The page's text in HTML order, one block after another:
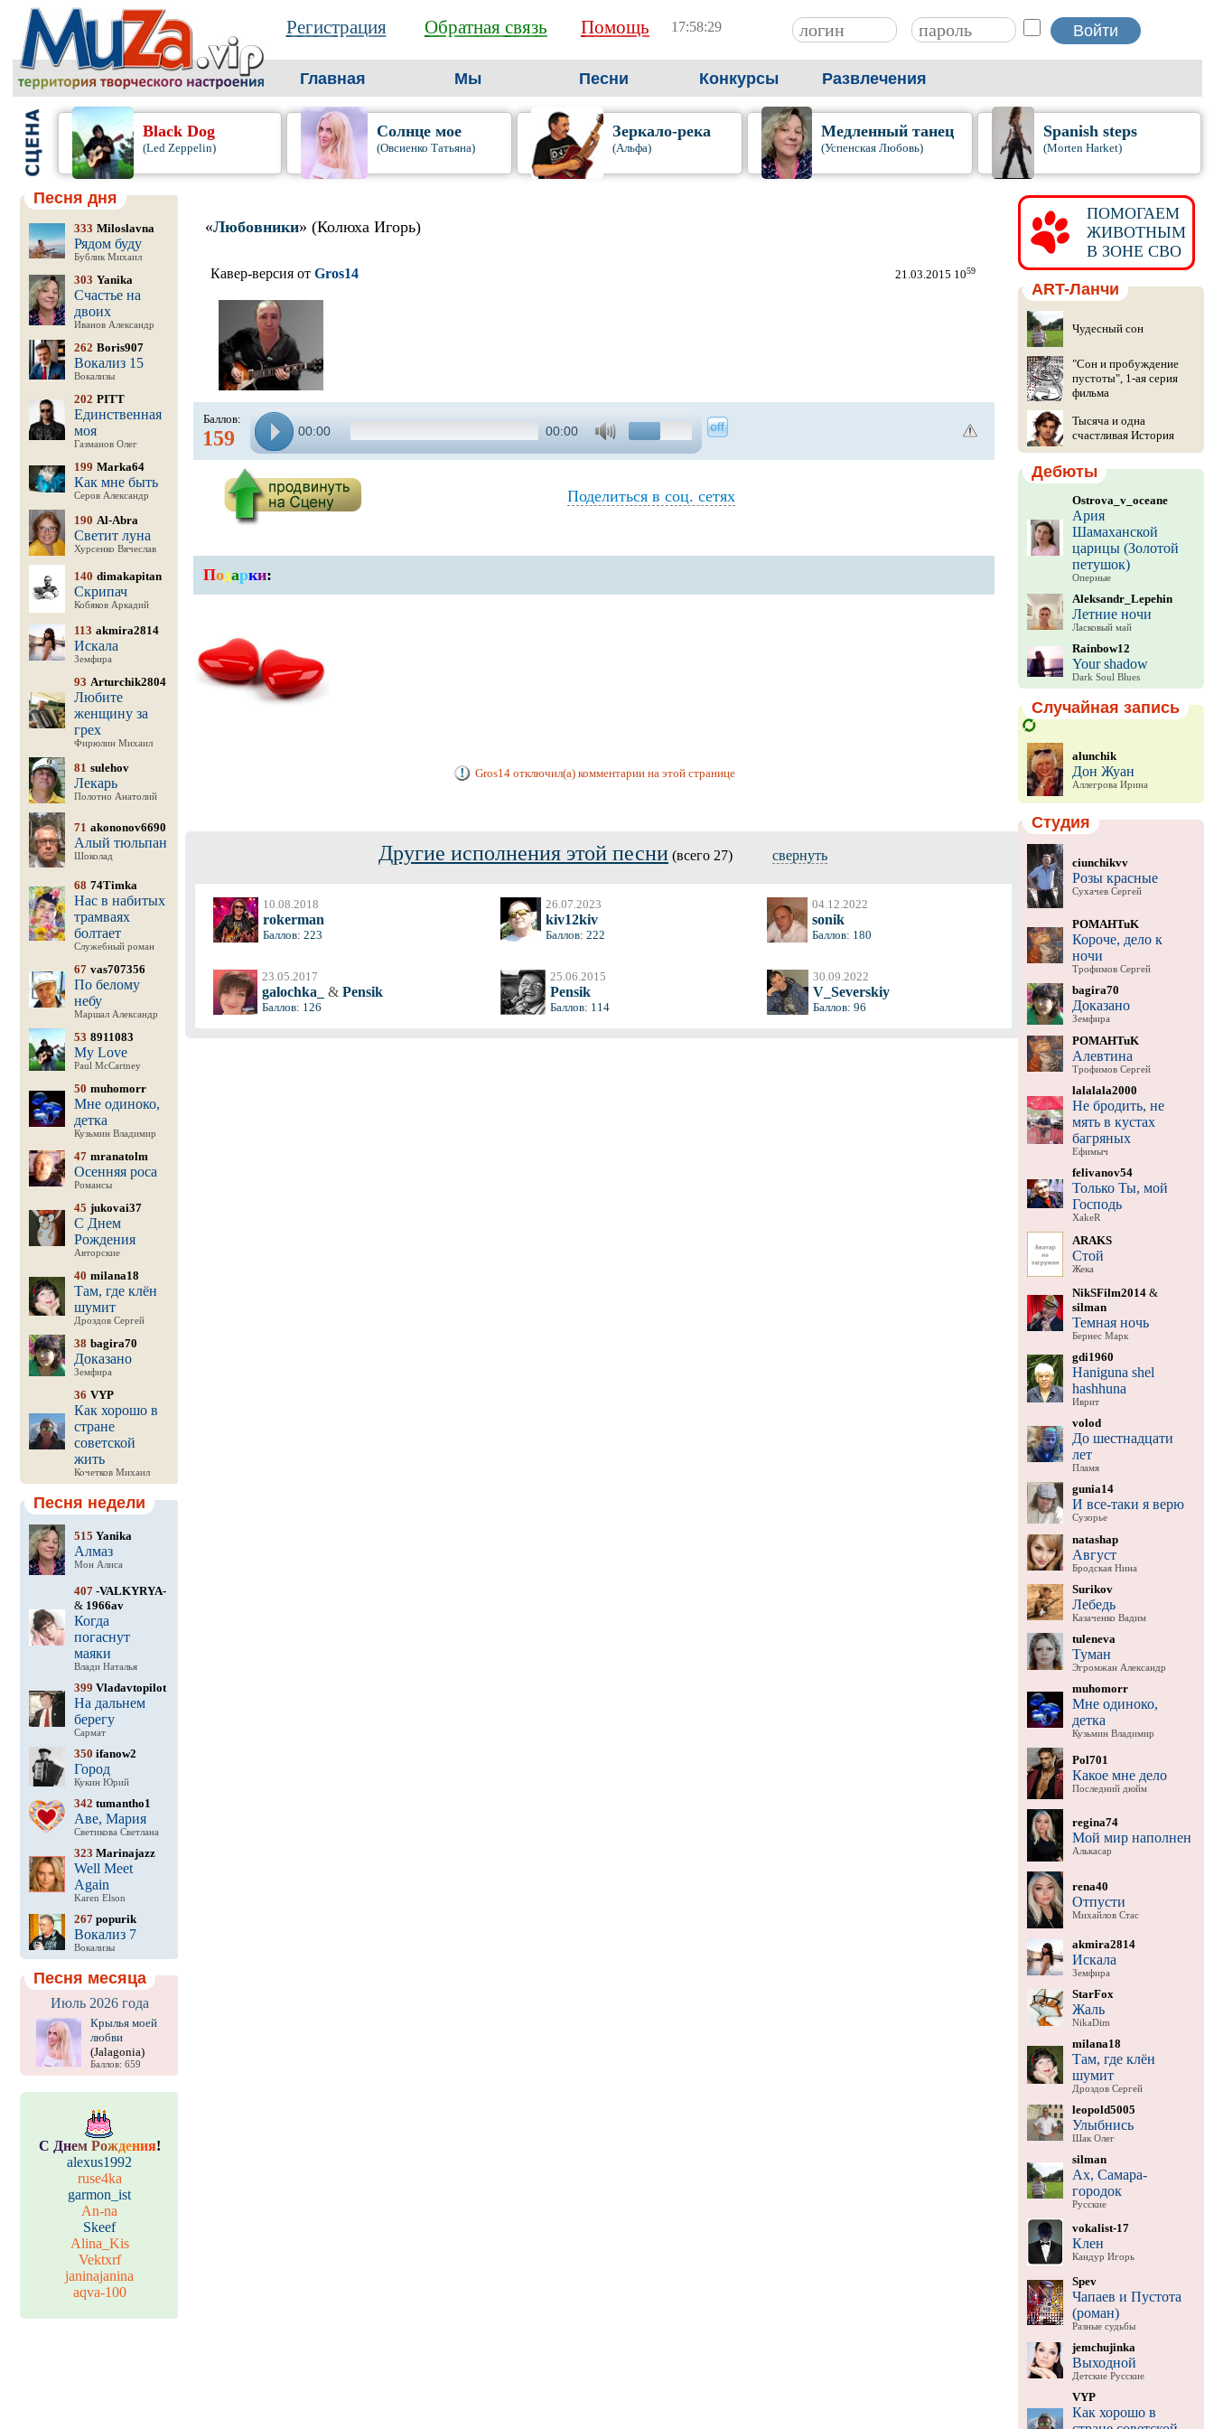
Регистрация Обратная связь Помощь 17:58:30
Главная Мы Песни Конкурсы Развлечения
Black Dog
(Led Zeppelin)
Солнце мое
(Овсиенко Татьяна)
Зеркало-река
(Альфа)
Медленный танец
(Успенская Любовь)
Spanish steps
(Morten Harket)
Песня дня
333 Miloslavna
Рядом буду
Бублик Михаил
303 Yanika
Счастье на
двоих
Иванов Александр
262 Boris907
Вокализ 15
Вокализы
202 PITT
Единственная
моя
Газманов Олег
199 Marka64
Как мне быть
Серов Александр
190 Al-Abra
Светит луна
Хурсенко Вячеслав
140 dimakapitan
Скрипач
Кобяков Аркадий
113 akmira2814
Искала
Земфира
93 Arturchik2804
Любите
женщину за
грех
Фирюлин Михаил
81 sulehov
Лекарь
Полотно Анатолий
71 akononov6690
Алый тюльпан
Шоколад
68 74Timka
Нас в набитых
трамваях
болтает
Служебный роман
67 vas707356
По белому
небу
Маршал Александр
53 8911083
My Love
Paul McCartney
50 muhomorr
Мне одиноко,
детка
Кузьмин Владимир
47 mranatolm
Осенняя роса
Романсы
45 jukovai37
С Днем
Рождения
Авторские
40 milana18
Там, где клён
шумит
Дроздов Сергей
38 bagira70
Доказано
Земфира
36 VYP
Как хорошо в
стране
советской
жить
Кочетков Михаил
Песня недели
515 Yanika
Алмаз
Мон Алиса
407-VALKYRYA-
& 1966av
Когда
погаснут
маяки
Влади Наталья
399 Vladavtopilot
На дальнем
берегу
Сармат
350 ifanow2
Город
Кукин Юрий
342 tumantho1
Аве, Мария
Светикова Светлана
323 Marinajazz
Well Meet
Again
Karen Elson
267popurik
Вокализ 7
Вокализы
Песня месяца
Июль 2026 года
Крылья моей
любви
(Jalagonia)
Баллов: 659
С Днем Рождения!
alexus1992
ruse4ka
garmon_ist
An-na
Skeef
Alina_Kis
Vektxrf
janinajanina
aqva-100
«Любовники» (Колюха Игорь)
Кавер-версия от Gros14 21.03.2015 1059
Баллов:
159 00:00 00:00
Поделиться в соц. сетях
Подарки:
Gros14 отключил(а) комментарии на этой странице
Другие исполнения этой песни (всего 27) свернуть
10.08.2018
rokerman
Баллов: 223
26.07.2023
kiv12kiv
Баллов: 222
04.12.2022
sonik
Баллов: 180
23.05.2017
galochka_ & Pensik
Баллов: 126
25.06.2015
Pensik
Баллов: 114
30.09.2022
V_Severskiy
Баллов: 96
ПОМОГАЕМ
ЖИВОТНЫМ
В ЗОНЕ СВО
ART-Ланчи
Чудесный сон
"Сон и пробуждение
пустоты", 1-ая серия
фильма
Тысяча и одна
счастливая История
Дебюты
Ostrova_v_oceane
Ария
Шамаханской
царицы (Золотой
петушок)
Оперные
Aleksandr_Lepehin
Летние ночи
Ласковый май
Rainbow12
Your shadow
Dark Soul Blues
Случайная запись
alunchik
Дон Жуан
Аллегрова Ирина
Студия
ciunchikvv
Розы красные
Сухачев Сергей
POMAHTuK
Короче, дело к
ночи
Трофимов Сергей
bagira70
Доказано
Земфира
POMAHTuK
Алевтина
Трофимов Сергей
lalalala2000
Не бродить, не
мять в кустах
багряных
Ефимыч
felivanov54
Только Ты, мой
Господь
XakeR
ARAKS
Стой
Жека
NikSFilm2014&
silman
Темная ночь
Бернес Марк
gdi1960
Haniguna shel
hashhuna
Иврит
volod
До шестнадцати
лет
Пламя
gunia14
И все-таки я верю
Сузорье
natashap
Август
Бродская Нина
Surikov
Лебедь
Казаченко Вадим
tuleneva
Туман
Эгромжан Александр
muhomorr
Мне одиноко,
детка
Кузьмин Владимир
Pol701
Какое мне дело
Последний дюйм
regina74
Мой мир наполнен
Алькасар
rena40
Отпусти
Михайлов Стас
akmira2814
Искала
Земфира
StarFox
Жаль
NikaDim
milana18
Там, где клён
шумит
Дроздов Сергей
leopold5005
Улыбнись
Шак Олег
silman
Ах, Самара-
городок
Русские
vokalist-17
Клен
Кандур Игорь
Spev
Чапаев и Пустота
(роман)
Разные судьбы
jemchujinka
Выходной
Детские Русские
VYP
Как хорошо в